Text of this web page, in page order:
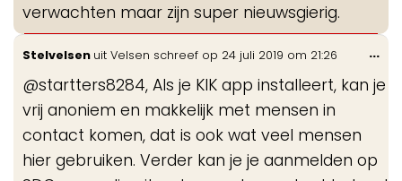
verwachten maar zijn super nieuwsgierig.
Stelvelsen uit Velsen schreef op 24 juli 2019 om 21:26
@startters8284, Als je KIK app installeert, kan je
vrij anoniem en makkelijk met mensen in
contact komen, dat is ook wat veel mensen
hier gebruiken. Verder kan je je aanmelden op
...